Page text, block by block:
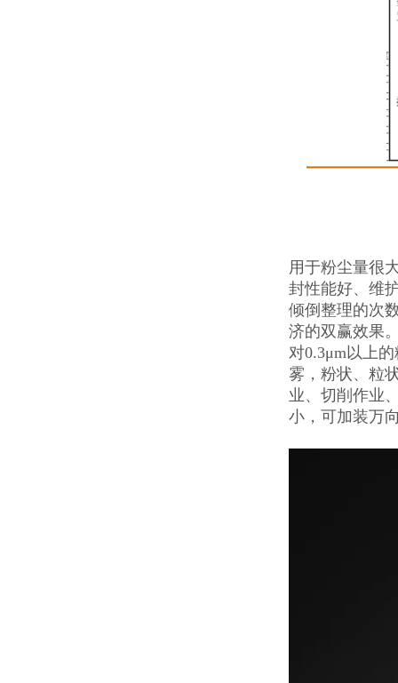
用于粉尘量很
封性能好、维
倾倒整理的次
济的双赢效果
对0.3μm以上
雾，粉状、粒
业、切削作业
小，可加装万